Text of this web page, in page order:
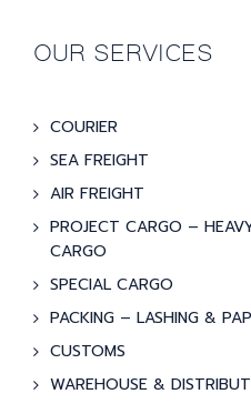
OUR SERVICES
COURIER
SEA FREIGHT
AIR FREIGHT
PROJECT CARGO –
CARGO
SPECIAL CARGO
PACKING – LASHING &
CUSTOMS
WAREHOUSE &